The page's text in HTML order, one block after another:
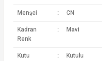
Menşei : CN
Kadran
Renk
: Mavi
Kutu
: Kutulu